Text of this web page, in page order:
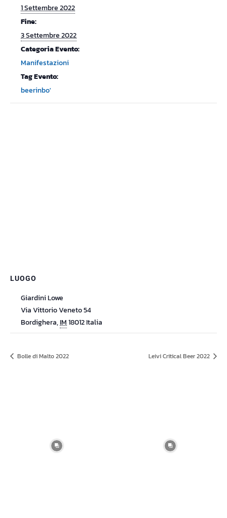
1 Settembre 2022
Fine:
3 Settembre 2022
Categoria Evento:
Manifestazioni
Tag Evento:
beerinbo'
LUOGO
Giardini Lowe
Via Vittorio Veneto 54
Bordighera,IM18012Italia
Bolle di Malto 2022 Leivi Critical Beer 2022